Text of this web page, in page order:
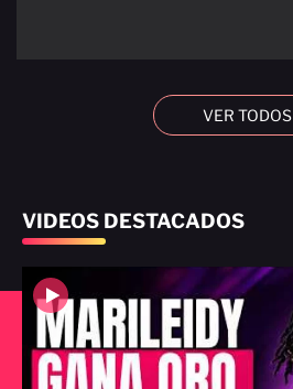
VER TODOS
VIDEOS DESTACADOS